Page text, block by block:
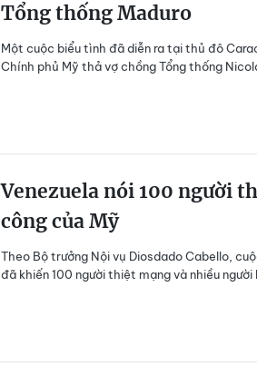
Tổng thống Maduro
Một cuộc biểu tình đã diễn ra tại thủ đô
Chính phủ Mỹ thả vợ chồng Tổng thống
Venezuela nói 100 người
công của Mỹ
Theo Bộ trưởng Nội vụ Diosdado Cabello,
đã khiến 100 người thiệt mạng và nhiều người